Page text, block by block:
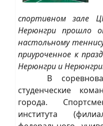
спортивном зале
Нерюнгри прошло
настольному
приуроченное к
Нерюнгри и
В
студенческие
города.
института